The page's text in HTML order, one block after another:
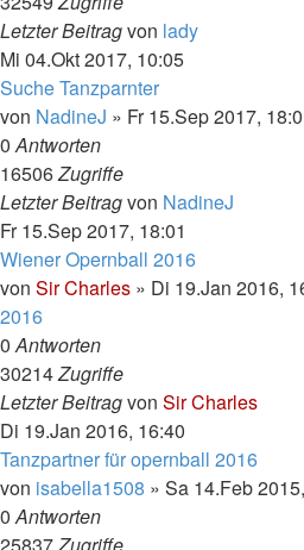
Letzter Beitragvon lady
Mi 04.Okt 2017, 10:05
Suche Tanzparnter
von NadineJ » Fr 15.Sep 2017,
0Antworten
16506Zugriffe
Letzter Beitragvon NadineJ
Fr 15.Sep 2017, 18:01
Wiener Opernball 2016
von Sir Charles » Di 19.Jan 2016,
2016
0Antworten
30214Zugriffe
Letzter Beitragvon Sir Charles
Di 19.Jan 2016, 16:40
Tanzpartner für opernball 2016
von isabella1508 » Sa 14.Feb
0Antworten